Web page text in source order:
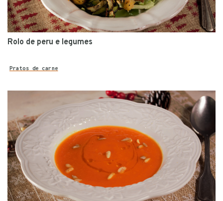
Rolo de peru e legumes
Pratos de carne